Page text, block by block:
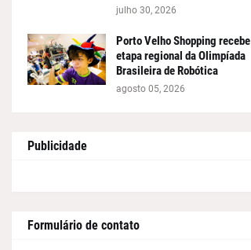
julho 30, 2026
Porto Velho Shopping recebe
etapa regional da Olimpíada
Brasileira de Robótica
agosto 05, 2026
Publicidade
Formulário de contato